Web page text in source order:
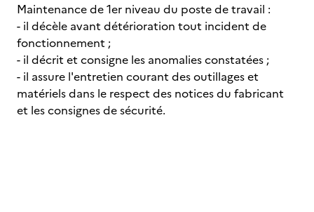
Maintenance de 1er niveau du poste de travail :
- il décèle avant détérioration tout incident de
fonctionnement ;
- il décrit et consigne les anomalies constatées ;
- il assure l'entretien courant des outillages et
matériels dans le respect des notices du fabricant
et les consignes de sécurité.